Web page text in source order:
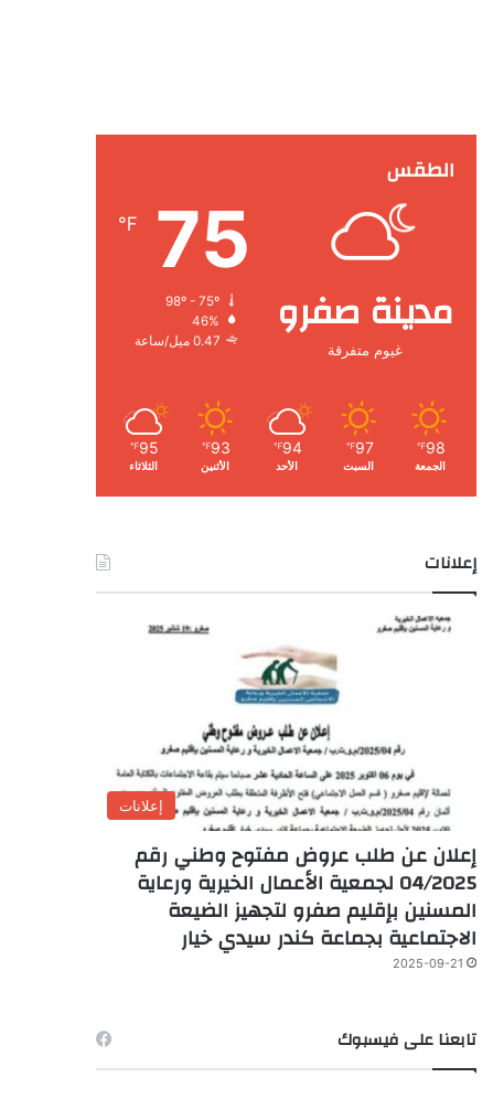
الطقس
مدينة صفرو
غيوم متفرقة
75
℉
46%
0.47 ميل/ساعة
98
℉
الجمعة
97
℉
السبت
94
℉
الأحد
93
℉
الأثنين
95
℉
الثلاثاء
إعلانات
إعلانات
إعلان عن طلب عروض مفتوح وطني رقم
04/2025 لجمعية الأعمال الخيرية ورعاية
المسنين بإقليم صفرو لتجهيز الضيعة
الاجتماعية بجماعة كندر سيدي خيار
2025-09-21
تابعنا على فيسبوك